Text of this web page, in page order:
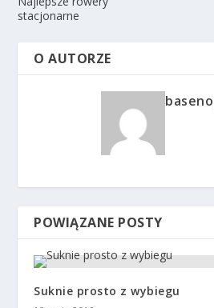
stacjonarne
O AUTORZE
POWIĄZANE POSTY
Suknie prosto z wybiegu